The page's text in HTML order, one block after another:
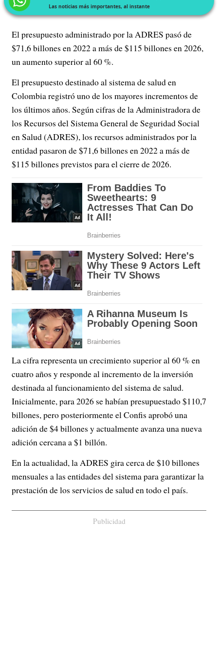
Las noticias más importantes, al instante
El presupuesto administrado por la ADRES pasó de
$71,6 billones en 2022 a más de $115 billones en 2026,
un aumento superior al 60 %.
El presupuesto destinado al sistema de salud en
Colombia registró uno de los mayores incrementos de
los últimos años. Según cifras de la Administradora de
los Recursos del Sistema General de Seguridad Social
en Salud (ADRES), los recursos administrados por la
entidad pasaron de $71,6 billones en 2022 a más de
$115 billones previstos para el cierre de 2026.
La cifra representa un crecimiento superior al 60 % en
cuatro años y responde al incremento de la inversión
destinada al funcionamiento del sistema de salud.
Inicialmente, para 2026 se habían presupuestado $110,7
billones, pero posteriormente el Confis aprobó una
adición de $4 billones y actualmente avanza una nueva
adición cercana a $1 billón.
En la actualidad, la ADRES gira cerca de $10 billones
mensuales a las entidades del sistema para garantizar la
prestación de los servicios de salud en todo el país.
Publicidad